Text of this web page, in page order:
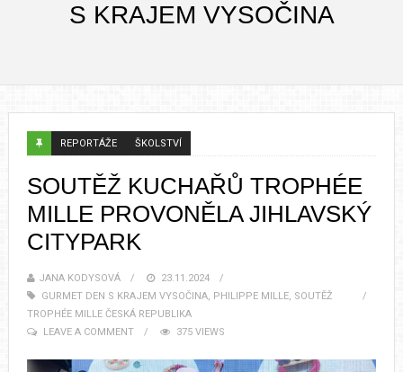
S KRAJEM VYSOČINA
REPORTÁŽE ŠKOLSTVÍ
SOUTĚŽ KUCHAŘŮ TROPHÉE
MILLE PROVONĚLA JIHLAVSKÝ
CITYPARK
JANA KODYSOVÁ
23.11.2024
GURMET DEN S KRAJEM VYSOČINA, PHILIPPE MILLE, SOUTĚŽ
TROPHÉE MILLE ČESKÁ REPUBLIKA
LEAVE A COMMENT
375 VIEWS